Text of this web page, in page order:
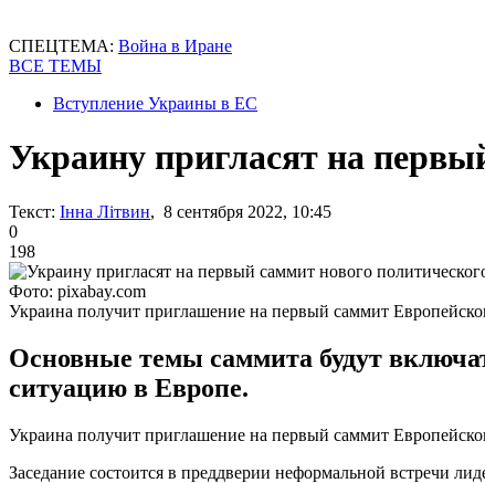
СПЕЦТЕМА: Война в Иране
ВСЕ ТЕМЫ
Вступление Украины в ЕС
Украину пригласят на
Текст: Інна Літвин, 8 сентября 2022, 10:45
0
198
Фото: pixabay.com
Украина получит приглашение на первый саммит
Основные темы саммита будут
ситуацию в Европе.
Украина получит приглашение на первый саммит
Заседание состоится в преддверии неформальной встречи